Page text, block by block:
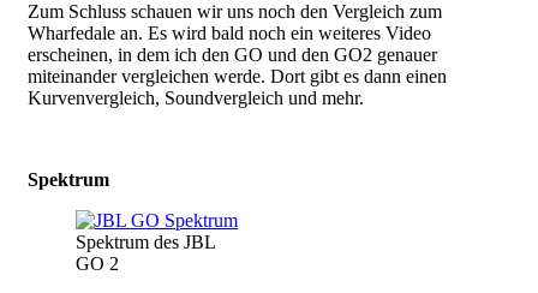
Zum Schluss schauen wir uns noch den Vergleich zum
Wharfedale an. Es wird bald noch ein weiteres Video
erscheinen, in dem ich den GO und den GO2 genauer
miteinander vergleichen werde. Dort gibt es dann einen
Kurvenvergleich, Soundvergleich und mehr.
Spektrum
Spektrum des JBL
GO 2